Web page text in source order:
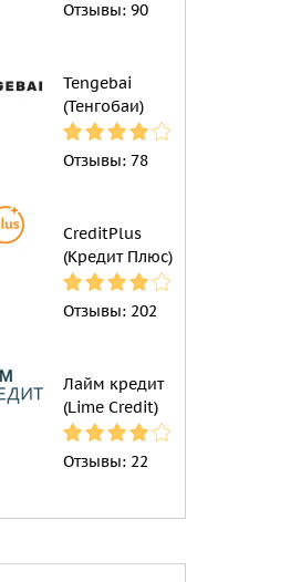
Отзывы: 90
Tengebai
(Тенгобаи)
Отзывы: 78
CreditPlus
(Кредит Плюс)
Отзывы: 202
Лайм кредит
(Lime Credit)
Отзывы: 22